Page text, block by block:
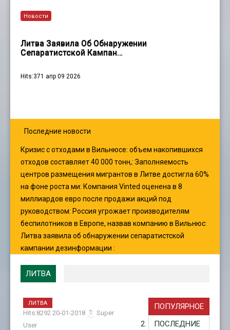
Литва Заявила Об Обнаружении
Сепаратистской Кампан…
Hits:371 апр 09 2026
Новости
Последние новости
Кризис с отходами в Вильнюсе: объем накопившихся
отходов составляет 40 000 тонн,: Заполняемость
центров размещения мигрантов в Литве достигла 60%
на фоне роста ми: Компания Vinted оценена в 8
миллиардов евро после продажи акций под
руководством: Россия угрожает производителям
беспилотников в Европе, назвав компанию в Вильнюс:
Литва заявила об обнаружении сепаратистской
кампании дезинформации :
ЛИТВА
ПОПУЛЯРНОЕ
ПОСЛЕДНИЕ
Hits:8292 20-01-2018
ЛИТВА
Super
User